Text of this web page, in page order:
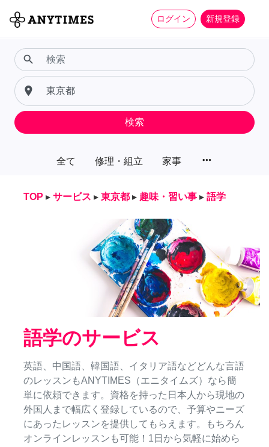
ログイン 新規登録
全て 修理・組立 家事 more_horiz
search
place
検索
TOP ▸ サービス ▸ 東京都 ▸ 趣味・習い事 ▸ 語学
語学のサービス
英語、中国語、韓国語、イタリア語などどんな言語
のレッスンもANYTIMES（エニタイムズ）なら簡
単に依頼できます。資格を持った日本人から現地の
外国人まで幅広く登録しているので、予算やニーズ
にあったレッスンを提供してもらえます。もちろん
オンラインレッスンも可能！1日から気軽に始めら